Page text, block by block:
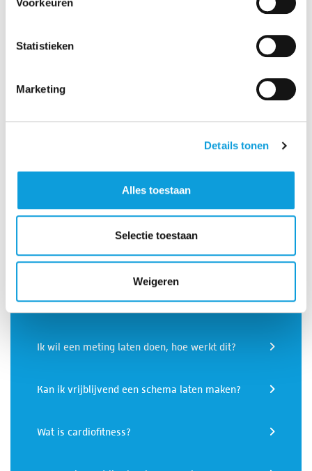
Statistieken
Marketing
Details tonen
Alles toestaan
Selectie toestaan
Weigeren
Heb ik recht op studentenkorting?
Waarom wordt mijn studentabonnement
Vragen over fitness
Waarom moet ik mijn pas dubbel scannen?
Waarom is de fitness tussen de middag gesloten?
Zijn er kledingvoorschriften?
Ik wil een meting laten doen, hoe werkt dit?
Kan ik vrijblijvend een schema laten maken?
Wat is cardiofitness?